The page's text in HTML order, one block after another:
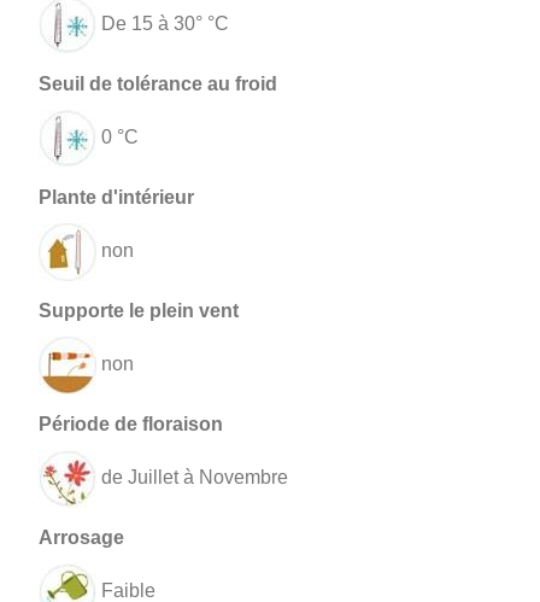
De 15 à 30° °C
0 °C
non
non
de Juillet à Novembre
Faible